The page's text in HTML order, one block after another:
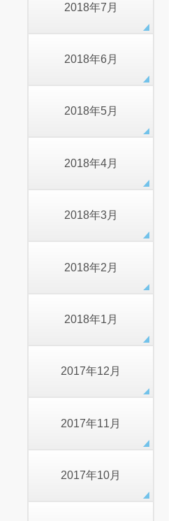
2018年7月
2018年6月
2018年5月
2018年4月
2018年3月
2018年2月
2018年1月
2017年12月
2017年11月
2017年10月